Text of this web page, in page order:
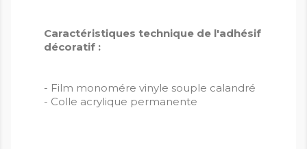
Caractéristiques technique de l'adhésif
décoratif :
- Film monomére vinyle souple calandré
- Colle acrylique permanente